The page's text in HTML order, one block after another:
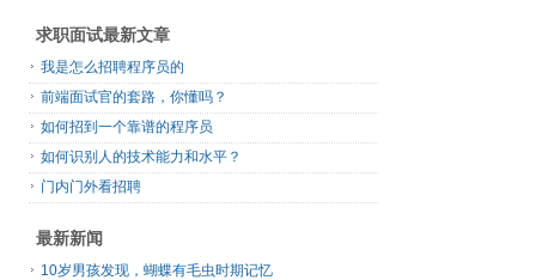
求职面试最新文章
我是怎么招聘程序员的
前端面试官的套路，你懂吗？
如何招到一个靠谱的程序员
如何识别人的技术能力和水平？
门内门外看招聘
最新新闻
10岁男孩发现，蝴蝶有毛虫时期记忆